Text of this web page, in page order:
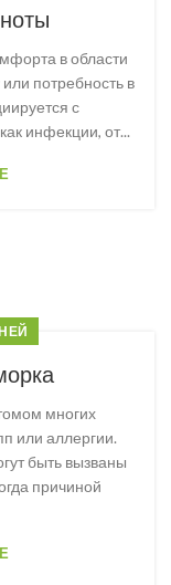
в области
потребность в
с
инфекции, от...
многих
или аллергии.
быть вызваны
причиной